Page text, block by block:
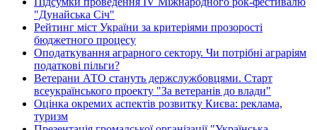
"Дунайська Січ"
Рейтинг міст України за критеріями прозорості
бюджетного процесу
Оподаткування аграрного сектору. Чи потрібні аграріям
податкові пільги?
Ветерани АТО стануть держслужбовцями. Старт
всеукраїнського проекту "За ветеранів до влади"
Оцінка окремих аспектів розвитку Києва: реклама,
туризм